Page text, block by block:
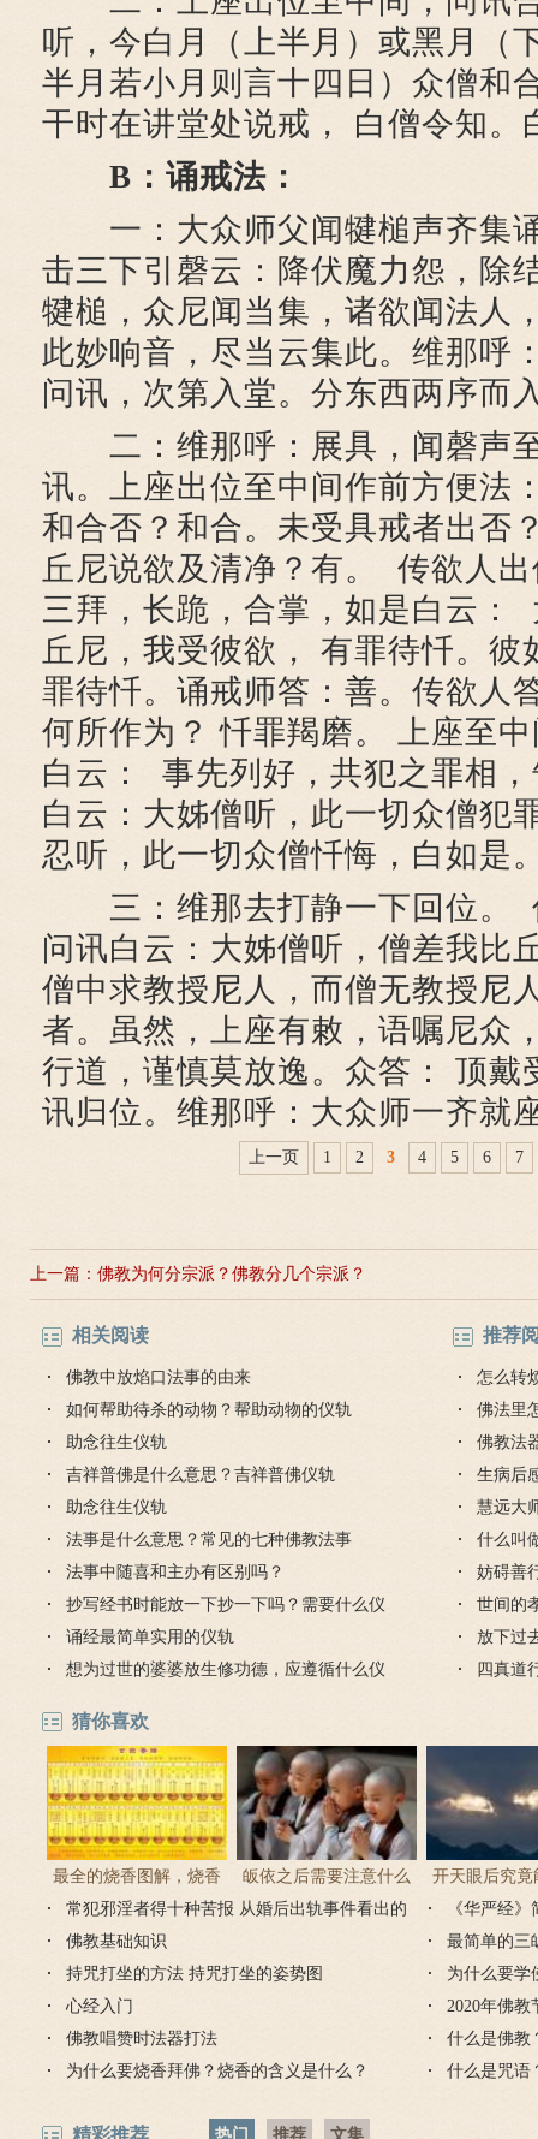
听，今白月（上半月）或黑月（
半月若小月则言十四日）众僧和
干时在讲堂处说戒， 白僧令知。
B：诵戒法：
一：大众师父闻犍槌声齐集
击三下引磬云：降伏魔力怨，除
犍槌，众尼闻当集，诸欲闻法人
此妙响音，尽当云集此。维那呼
问讯，次第入堂。分东西两序而
二：维那呼：展具，闻磬声
讯。上座出位至中间作前方便法
和合否？和合。未受具戒者出否
丘尼说欲及清净？有。 传欲人
三拜，长跪，合掌，如是白云：
丘尼，我受彼欲， 有罪待忏。彼
罪待忏。诵戒师答：善。传欲人
何所作为？ 忏罪羯磨。 上座至
白云： 事先列好，共犯之罪相
白云：大姊僧听，此一切众僧犯
忍听，此一切众僧忏悔，白如是
三：维那去打静一下回位。
问讯白云：大姊僧听，僧差我比
僧中求教授尼人，而僧无教授尼
者。虽然，上座有敕，语嘱尼众
行道，谨慎莫放逸。众答： 顶戴
讯归位。维那呼：大众师一齐就
上一页 1 2 3 4 5 6 7
上一篇： 佛教为何分宗派？佛教分几个宗派？
相关阅读
佛教中放焰口法事的由来
如何帮助待杀的动物？帮助动物的仪轨
助念往生仪轨
吉祥普佛是什么意思？吉祥普佛仪轨
助念往生仪轨
法事是什么意思？常见的七种佛教法事
法事中随喜和主办有区别吗？
抄写经书时能放一下抄一下吗？需要什么仪
轨？
诵经最简单实用的仪轨
想为过世的婆婆放生修功德，应遵循什么仪
推荐
怎么转
佛法里
佛教法
生病后
父怎么
慧远大
什么叫
妨碍善
徒要防
世间的
满的孝
放下过
四真道
猜你喜欢
最全的烧香图解，烧香
有何含义与讲究？
皈依之后需要注意什么
吗 皈依佛门后的注意事
开天眼后究竟
么？
常犯邪淫者得十种苦报 从婚后出轨事件看出的
因果报应
《华严经
佛教基础知识
最简单的三
持咒打坐的方法 持咒打坐的姿势图
为什么要学
心经入门
2020年佛教
佛教唱赞时法器打法
什么是佛教
为什么要烧香拜佛？烧香的含义是什么？
什么是咒语
精彩推荐 热门 推荐 文集